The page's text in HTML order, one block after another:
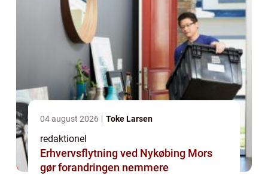
04 august 2026 Toke Larsen
redaktionel
Erhvervsflytning ved Nykøbing Mors
gør forandringen nemmere